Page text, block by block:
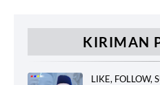
KIRIMAN
LIKE, FOLLOW,